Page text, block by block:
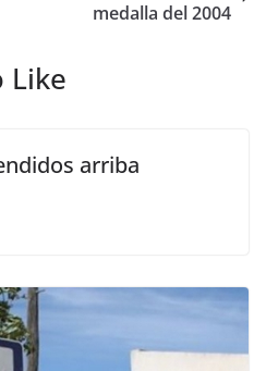
medalla del 2004
Like
arriba